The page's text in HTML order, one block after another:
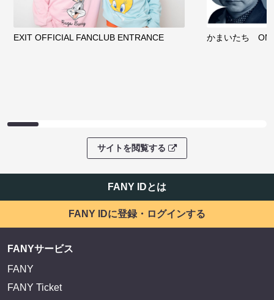
EXIT OFFICIAL FANCLUB ENTRANCE かまいたち
サイトを閲覧する
FANY IDとは
FANY IDに登録・ログインする
FANYサービス
FANY
FANY Ticket